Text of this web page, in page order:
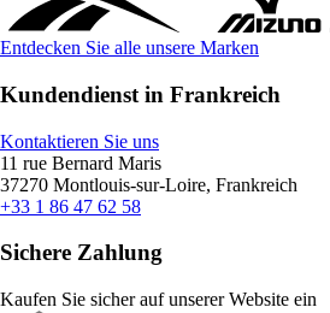
Entdecken Sie alle unsere Marken
Kundendienst in Frankreich
Kontaktieren Sie uns
11 rue Bernard Maris
37270 Montlouis-sur-Loire, Frankreich
+33 1 86 47 62 58
Sichere Zahlung
Kaufen Sie sicher auf unserer Website ein